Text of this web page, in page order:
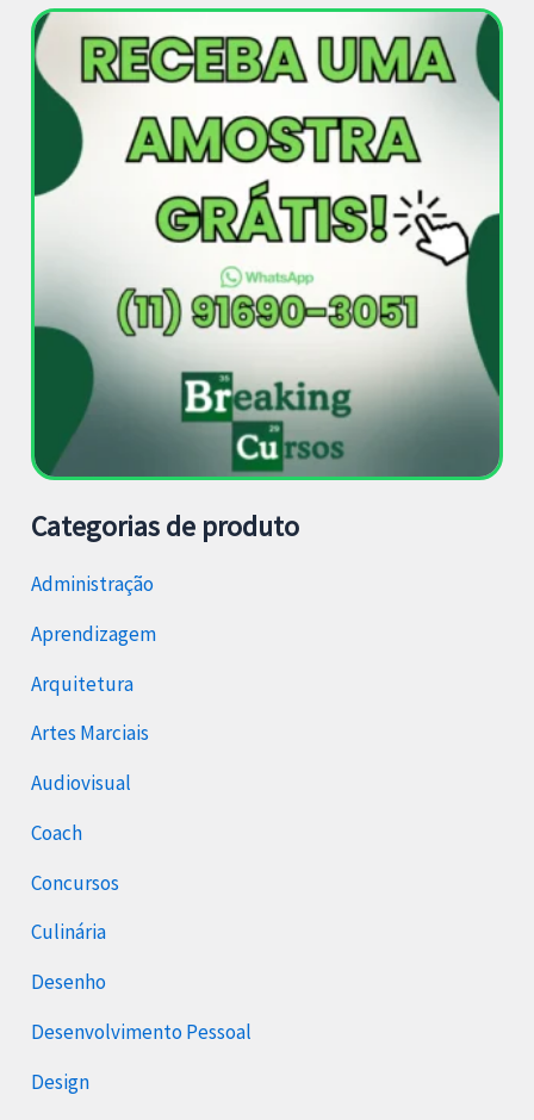
Categorias de produto
Administração
Aprendizagem
Arquitetura
Artes Marciais
Audiovisual
Coach
Concursos
Culinária
Desenho
Desenvolvimento Pessoal
Design